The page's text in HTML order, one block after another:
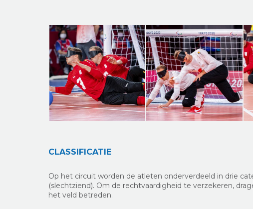
CLASSIFICATIE
Op het circuit worden de atleten onderverdeeld in drie
(slechtziend). Om de rechtvaardigheid te verzekeren,
het veld betreden.